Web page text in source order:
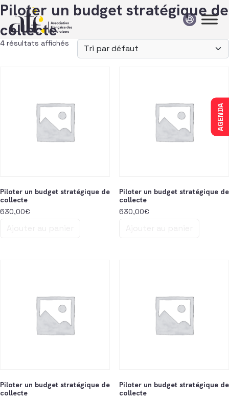
Passer au contenu
AGENDA
Piloter un budget stratégique de
collecte
4 résultats affichés
Piloter un budget stratégique de
collecte
630,00€
Piloter un budget stratégique de
collecte
630,00€
Piloter un budget stratégique de
collecte
Piloter un budget stratégique de
collecte